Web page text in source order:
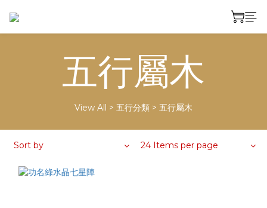
五行屬木
View All > 五行分類 > 五行屬木
Sort by 24 Items per page